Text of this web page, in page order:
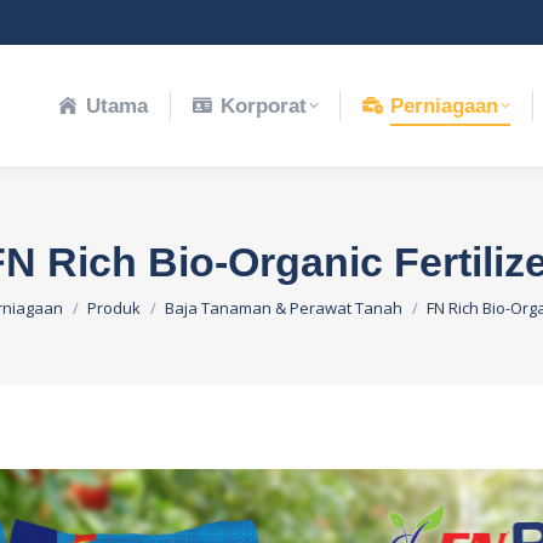
Utama Korporat Perniagaan
Rich Bio-Organic
Produk Baja Tanaman & Perawat Tanah FN Rich Bio-
Perniagaan Notis Tender